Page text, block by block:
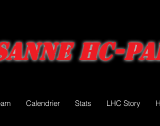
HC-
Calendrier Stats LHC Story